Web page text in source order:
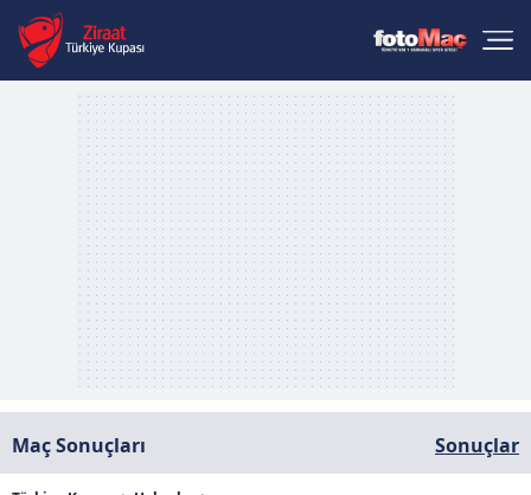
Maç Sonuçları Sonuçlar